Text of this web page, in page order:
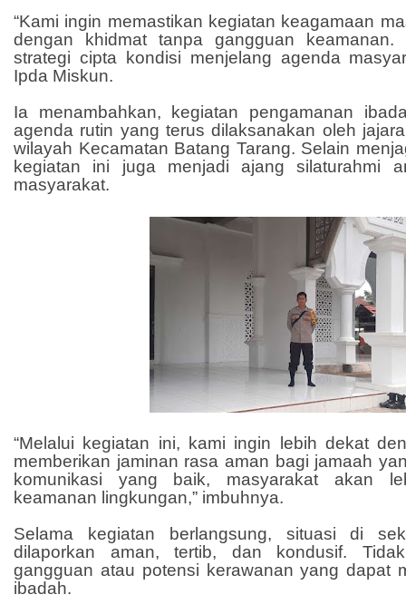
“Kami ingin memastikan kegiatan keagamaan
dengan khidmat tanpa gangguan
strategi cipta kondisi menjelang agenda
Ipda Miskun.
Ia menambahkan, kegiatan pengamanan
agenda rutin yang terus dilaksanakan oleh
wilayah Kecamatan Batang Tarang. Selain
kegiatan ini juga menjadi ajang silaturahmi
masyarakat.
“Melalui kegiatan ini, kami ingin lebih dekat
memberikan jaminan rasa aman bagi jamaah
komunikasi yang baik, masyarakat akan
keamanan lingkungan,” imbuhnya.
Selama kegiatan berlangsung, situasi di
dilaporkan aman, tertib, dan kondusif.
gangguan atau potensi kerawanan yang dapat
ibadah.